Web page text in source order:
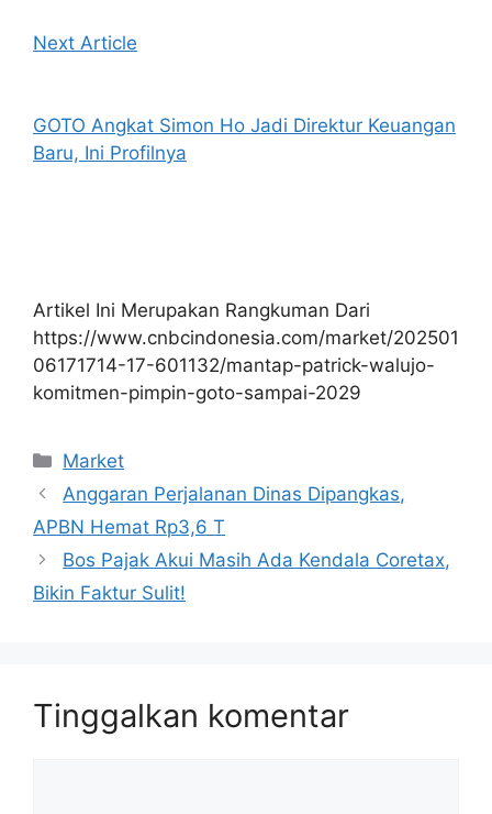
Next Article
GOTO Angkat Simon Ho Jadi Direktur Keuangan
Baru, Ini Profilnya
Artikel Ini Merupakan Rangkuman Dari
https://www.cnbcindonesia.com/market/202501
06171714-17-601132/mantap-patrick-walujo-
komitmen-pimpin-goto-sampai-2029
Kategori
Market
Anggaran Perjalanan Dinas Dipangkas,
APBN Hemat Rp3,6 T
Bos Pajak Akui Masih Ada Kendala Coretax,
Bikin Faktur Sulit!
Tinggalkan komentar